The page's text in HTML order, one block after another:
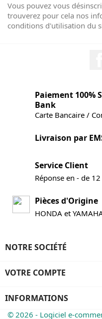
Vous pouvez vous
trouverez pour cela nos
conditions d'utilisation du
Paiement 100%
Bank
Carte Bancaire /
Livraison par
Service Client
Réponse en - de
Pièces d'Origine
HONDA et
NOTRE SOCIÉTÉ
VOTRE COMPTE
INFORMATIONS
© 2026 - Logiciel e-